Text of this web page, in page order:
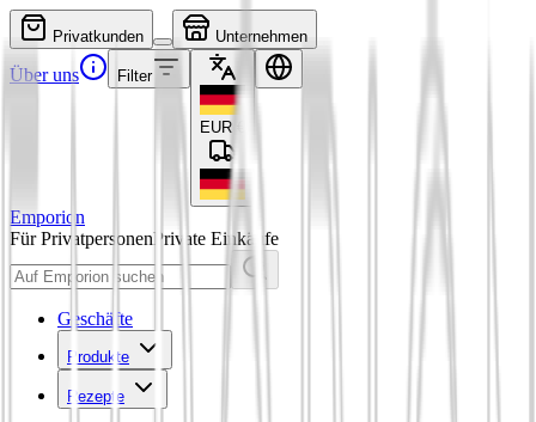
Privatkunden Unternehmen
Über uns Filter
EUR
Emporion
Für PrivatpersonenPrivate Einkäufe
Geschäfte
Produkte
Rezepte